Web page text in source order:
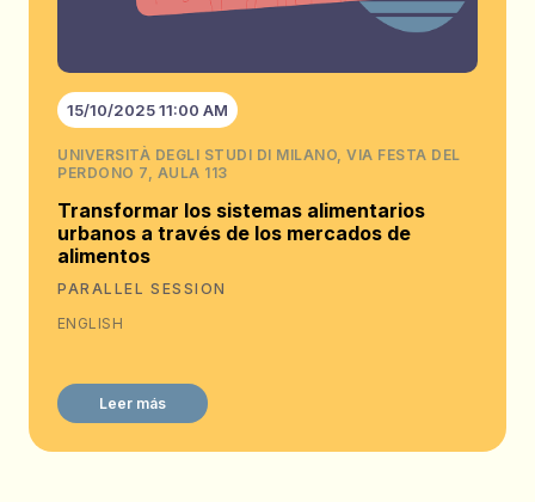
15/10/2025 11:00 AM
UNIVERSITÀ DEGLI STUDI DI MILANO, VIA FESTA DEL
PERDONO 7, AULA 113
Transformar los sistemas alimentarios
urbanos a través de los mercados de
alimentos
PARALLEL SESSION
ENGLISH
Leer más